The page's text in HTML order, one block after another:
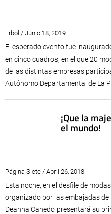
Erbol / Junio 18, 2019
El esperado evento fue
en cinco cuadros, en el que 20
de las distintas empresas
Autónomo Departamental de La
¡Que la
el mundo!
Página Siete / Abril 26, 2018
Esta noche, en el desfile de
organizado por las embajadas
Deanna Canedo presentará su